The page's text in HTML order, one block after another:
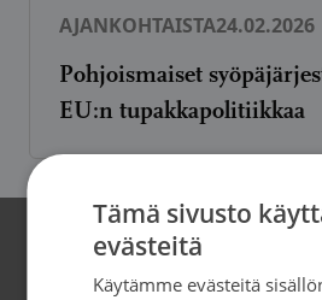
AJANKOHTAISTA24.02.2026
Pohjoismaiset
EU:n tupakkapolitiikkaa
Yhteystiedot
Tämä sivusto
evästeitä
Käytämme evästeitä